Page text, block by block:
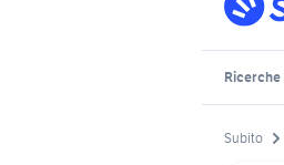
Ricerche
Subito